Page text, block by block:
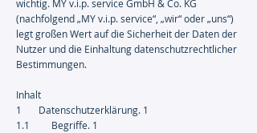
wichtig. MY v.i.p. service GmbH & Co. KG
(nachfolgend „MY v.i.p. service“, „wir“ oder „uns“)
legt großen Wert auf die Sicherheit der Daten der
Nutzer und die Einhaltung datenschutzrechtlicher
Bestimmungen.
Inhalt
1 Datenschutzerklärung. 1
1.1 Begriffe. 1